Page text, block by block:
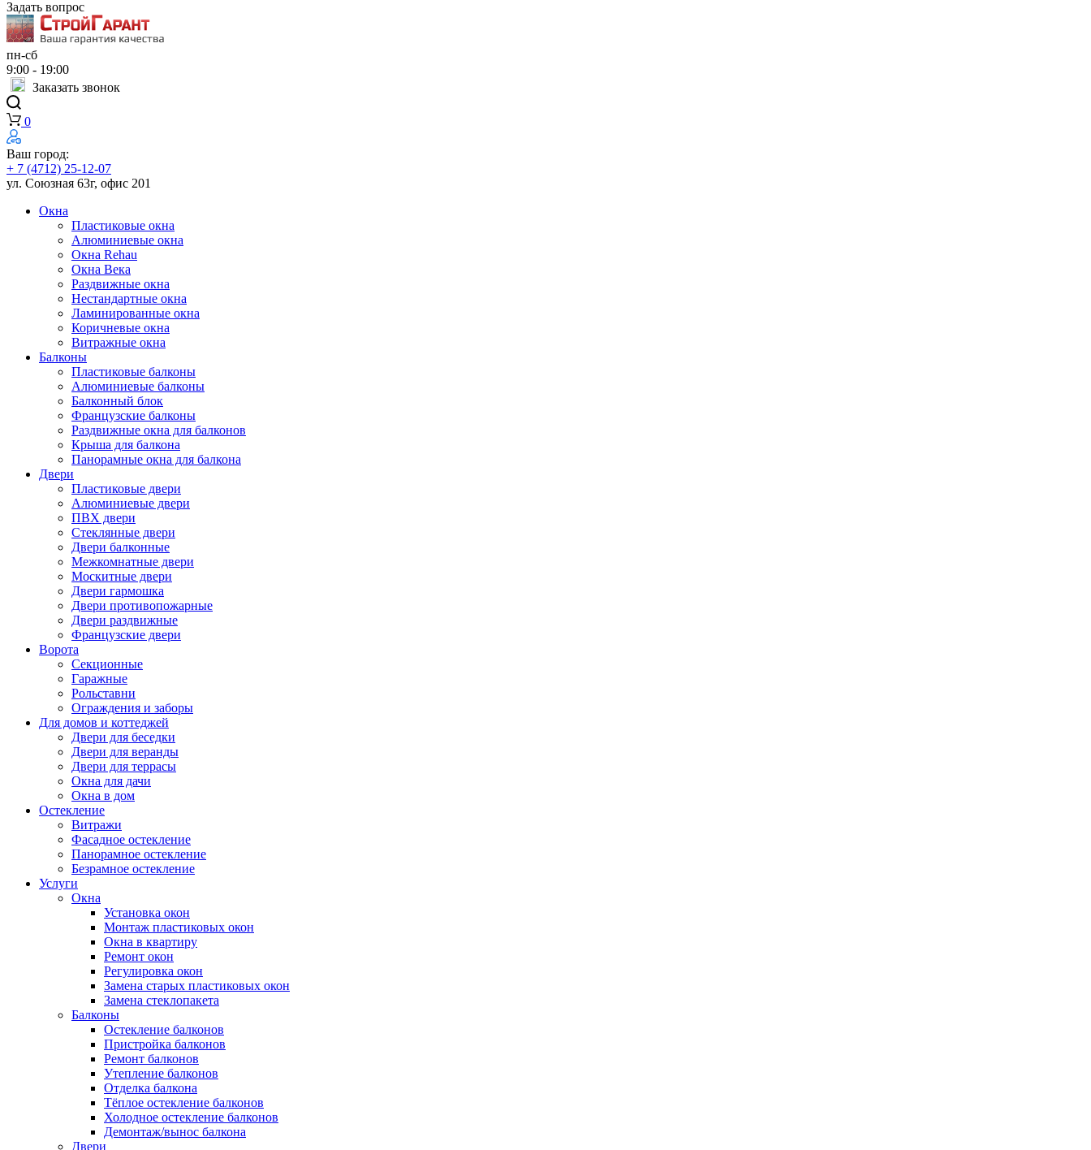
Задать вопрос
пн-сб
9:00 - 19:00
Заказать звонок
0
Ваш город:
+ 7 (4712) 25-12-07
ул. Союзная 63г, офис 201
Окна
Пластиковые окна
Алюминиевые окна
Окна Rehau
Окна Века
Раздвижные окна
Нестандартные окна
Ламинированные окна
Коричневые окна
Витражные окна
Балконы
Пластиковые балконы
Алюминиевые балконы
Балконный блок
Французские балконы
Раздвижные окна для балконов
Крыша для балкона
Панорамные окна для балкона
Двери
Пластиковые двери
Алюминиевые двери
ПВХ двери
Стеклянные двери
Двери балконные
Межкомнатные двери
Москитные двери
Двери гармошка
Двери противопожарные
Двери раздвижные
Французские двери
Ворота
Секционные
Гаражные
Рольставни
Ограждения и заборы
Для домов и коттеджей
Двери для беседки
Двери для веранды
Двери для террасы
Окна для дачи
Окна в дом
Остекление
Витражи
Фасадное остекление
Панорамное остекление
Безрамное остекление
Услуги
Окна
Установка окон
Монтаж пластиковых окон
Окна в квартиру
Ремонт окон
Регулировка окон
Замена старых пластиковых окон
Замена стеклопакета
Балконы
Остекление балконов
Пристройка балконов
Ремонт балконов
Утепление балконов
Отделка балкона
Тёплое остекление балконов
Холодное остекление балконов
Демонтаж/вынос балкона
Двери